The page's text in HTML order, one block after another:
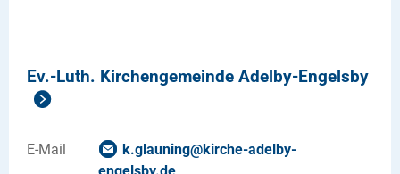
Ev.-Luth. Kirchengemeinde Adelby-Engelsby
E-Mail k.glauning@kirche-adelby-